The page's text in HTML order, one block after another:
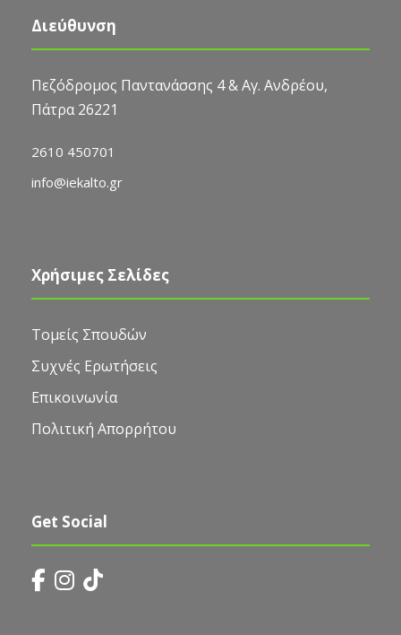
Διεύθυνση
Πεζόδρομος Παντανάσσης 4 & Αγ. Ανδρέου,
Πάτρα 26221
2610 450701
info@iekalto.gr
Χρήσιμες Σελίδες
Τομείς Σπουδών
Συχνές Ερωτήσεις
Επικοινωνία
Πολιτική Απορρήτου
Get Social